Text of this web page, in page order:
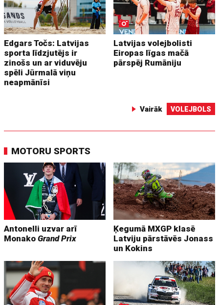
Edgars Točs: Latvijas
sporta līdzjutējs ir
zinošs un ar viduvēju
spēli Jūrmalā viņu
neapmānīsi
Latvijas volejbolisti
Eiropas līgas mačā
pārspēj Rumāniju
Vairāk VOLEJBOLS
MOTORU SPORTS
Antonelli uzvar arī
MonakoGrand Prix
Ķegumā MXGP klasē
Latviju pārstāvēs Jonass
un Kokins